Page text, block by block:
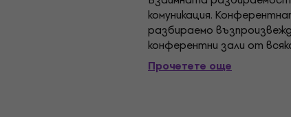
комуникация.
разбираемо
конферентни зали от
разединяване свежда до
Постоянно поляризирана...
Прочетете още